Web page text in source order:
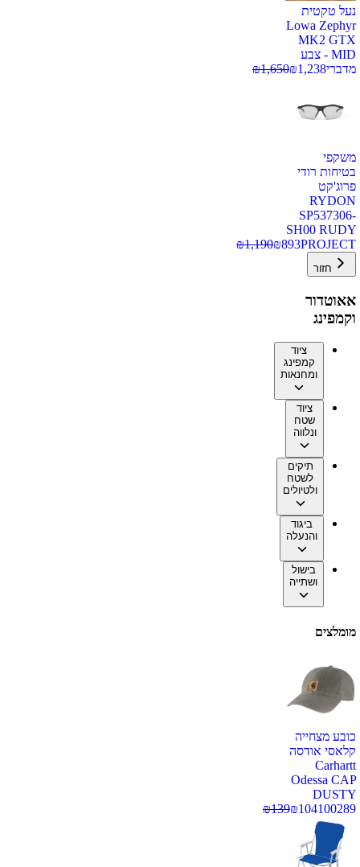
נעל טקטית
Lowa Zephyr
MK2 GTX
MID - צבע
מדברי
₪1,238
₪1,650
משקפי
בטיחות רודי
פרוג'קט
RYDON
SP537306-
SH00 RUDY
PROJECT
₪893
₪1,190
חזור
אאוטדור
וקמפינג
ציוד
קמפינג
ומחנאות
ציוד
שטח
ונלווה
תיקים
לשטח
ולטיולים
ביגוד
והנעלה
בישול
ושתייה
מומלצים
כובע מצחייה
קלאסי אודסה
Carhartt
Odessa CAP
DUSTY
100289
₪104
₪139